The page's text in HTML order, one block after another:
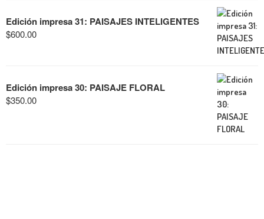
Edición impresa 31: PAISAJES INTELIGENTES
$600.00
Edición impresa 30: PAISAJE FLORAL
$350.00